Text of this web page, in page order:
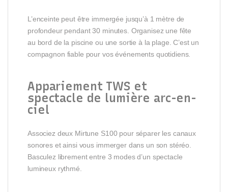
L’enceinte peut être immergée jusqu’à 1 mètre de
profondeur pendant 30 minutes. Organisez une fête
au bord de la piscine ou une sortie à la plage. C’est un
compagnon fiable pour vos événements quotidiens.
Appariement TWS et
spectacle de lumière arc-en-
ciel
Associez deux Mirtune S100 pour séparer les canaux
sonores et ainsi vous immerger dans un son stéréo.
Basculez librement entre 3 modes d’un spectacle
lumineux rythmé.